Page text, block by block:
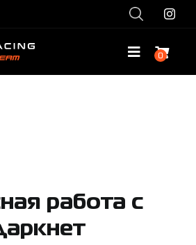
Toggle
0
работа с